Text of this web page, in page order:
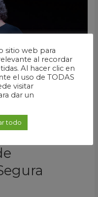
sitio web para
al recordar
Al hacer clic en
el uso de TODAS
visitar
dar un
todo